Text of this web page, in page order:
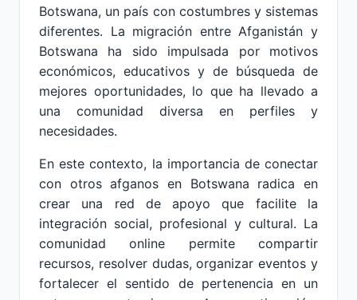
Botswana, un país con costumbres y sistemas
diferentes. La migración entre Afganistán y
Botswana ha sido impulsada por motivos
económicos, educativos y de búsqueda de
mejores oportunidades, lo que ha llevado a
una comunidad diversa en perfiles y
necesidades.
En este contexto, la importancia de conectar
con otros afganos en Botswana radica en
crear una red de apoyo que facilite la
integración social, profesional y cultural. La
comunidad online permite compartir
recursos, resolver dudas, organizar eventos y
fortalecer el sentido de pertenencia en un